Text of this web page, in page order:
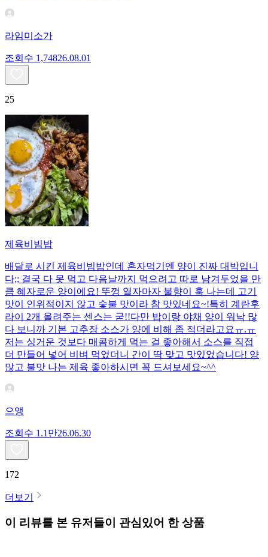
라임미소가
조회수 1,74826.08.01
25
제육비빔밥
배달로 시킨 제육비빔밥인데 혼자먹기엔 양이 진짜 대박입니
다;; 결국 다 못 먹고 다음날까지 먹으려고 따로 남겨두었을 만
큼 혜자로운 양이에요! 뚜껑 열자마자 불향이 훅 나는데 고기
맛이 인위적이지 않고 숯불 맛이라 참 맛있네요~!특히 계란후
라이 2개 올려주는 센스는 굳!! ​다만 밥이랑 야채 양이 워낙 많
다 보니까 기본 고추장 소스가 양에 비해 좀 적더라고요ㅠ.ㅠ
저는 싱거운 것보다 매콤하게 먹는 걸 좋아해서 소스를 직접
더 만들어 넣어 비벼 먹었더니 간이 딱 맞고 맛있었습니다! 양
많고 불맛 나는 제육 좋아하시면 꼭 드셔보세요~^^
으앵
조회수 1.1만26.06.30
172
더보기
이 리뷰를 본 유저들이 관심있어 한 상품